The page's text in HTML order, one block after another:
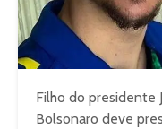
Filho do presidente
Bolsonaro deve